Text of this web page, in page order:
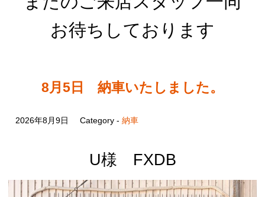
お待ちしております
8月5日 納車いたしました。
2026年8月9日 Category - 納車
U様 FXDB